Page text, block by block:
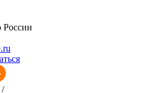
России
/